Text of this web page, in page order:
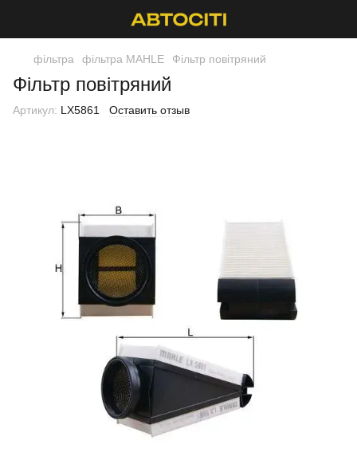
фільтра фільтра MAHLE Фільтр повітряний
Фільтр повітряний
Артикул: LX5861 Оставить отзыв